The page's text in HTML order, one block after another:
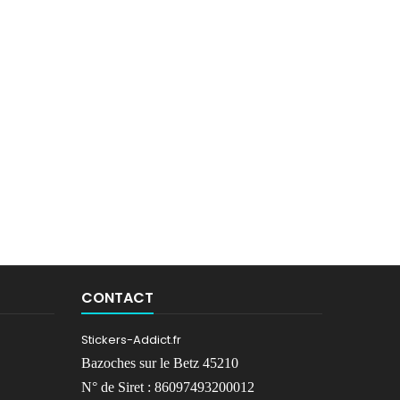
CONTACT
Stickers-Addict.fr
Bazoches sur le Betz 45210
N° de Siret : 86097493200012